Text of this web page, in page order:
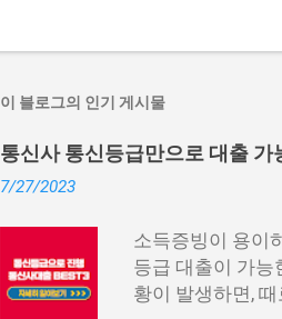
이 블로그의 인기 게시물
통신사 통신등급만으로 대출 가
7/27/2023
소득증빙이 용이
등급 대출이 가능
황이 발생하면,